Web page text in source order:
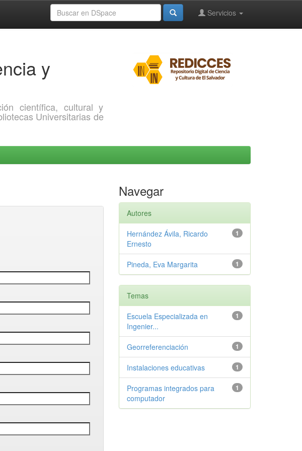
Servicios
y
científica, cultural y
Universitarias de
Navegar
Autores
1
Hernández Ávila, Ricardo
Ernesto
1
Pineda, Eva Margarita
Temas
1
Escuela Especializada en
Ingenier...
1
Georreferenciación
1
Instalaciones educativas
1
Programas integrados para
computador